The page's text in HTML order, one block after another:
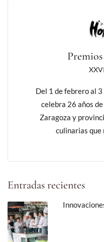
Del 1 de febrero al
celebra 26 años
Zaragoza y
culinarias que
Entradas recientes